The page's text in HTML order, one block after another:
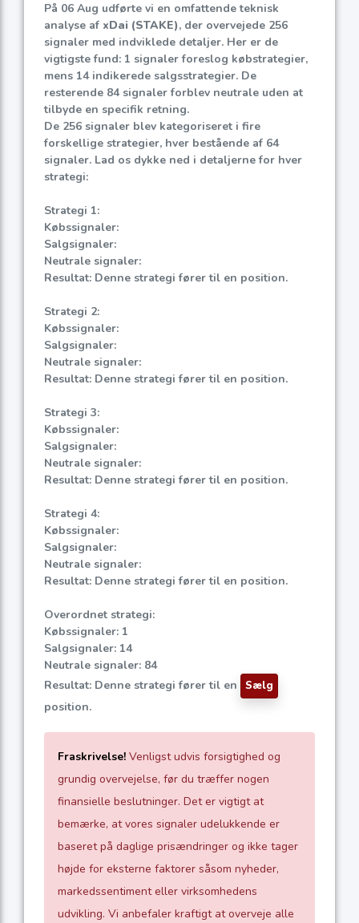
På 06 Aug udførte vi en omfattende teknisk
analyse af xDai (STAKE), der overvejede 256
signaler med indviklede detaljer. Her er de
vigtigste fund: 1 signaler foreslog købstrategier,
mens 14 indikerede salgsstrategier. De
resterende 84 signaler forblev neutrale uden at
tilbyde en specifik retning.
De 256 signaler blev kategoriseret i fire
forskellige strategier, hver bestående af 64
signaler. Lad os dykke ned i detaljerne for hver
strategi:
Strategi 1:
Købssignaler:
Salgsignaler:
Neutrale signaler:
Resultat: Denne strategi fører til en position.
Strategi 2:
Købssignaler:
Salgsignaler:
Neutrale signaler:
Resultat: Denne strategi fører til en position.
Strategi 3:
Købssignaler:
Salgsignaler:
Neutrale signaler:
Resultat: Denne strategi fører til en position.
Strategi 4:
Købssignaler:
Salgsignaler:
Neutrale signaler:
Resultat: Denne strategi fører til en position.
Overordnet strategi:
Købssignaler: 1
Salgsignaler: 14
Neutrale signaler: 84
Resultat: Denne strategi fører til en
Sælg
position.
Fraskrivelse! Venligst udvis forsigtighed og
grundig overvejelse, før du træffer nogen
finansielle beslutninger. Det er vigtigt at
bemærke, at vores signaler udelukkende er
baseret på daglige prisændringer og ikke tager
højde for eksterne faktorer såsom nyheder,
markedssentiment eller virksomhedens
udvikling. Vi anbefaler kraftigt at overveje alle